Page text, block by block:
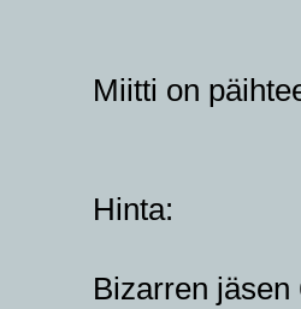
Miitti on
Hinta:
Bizarren